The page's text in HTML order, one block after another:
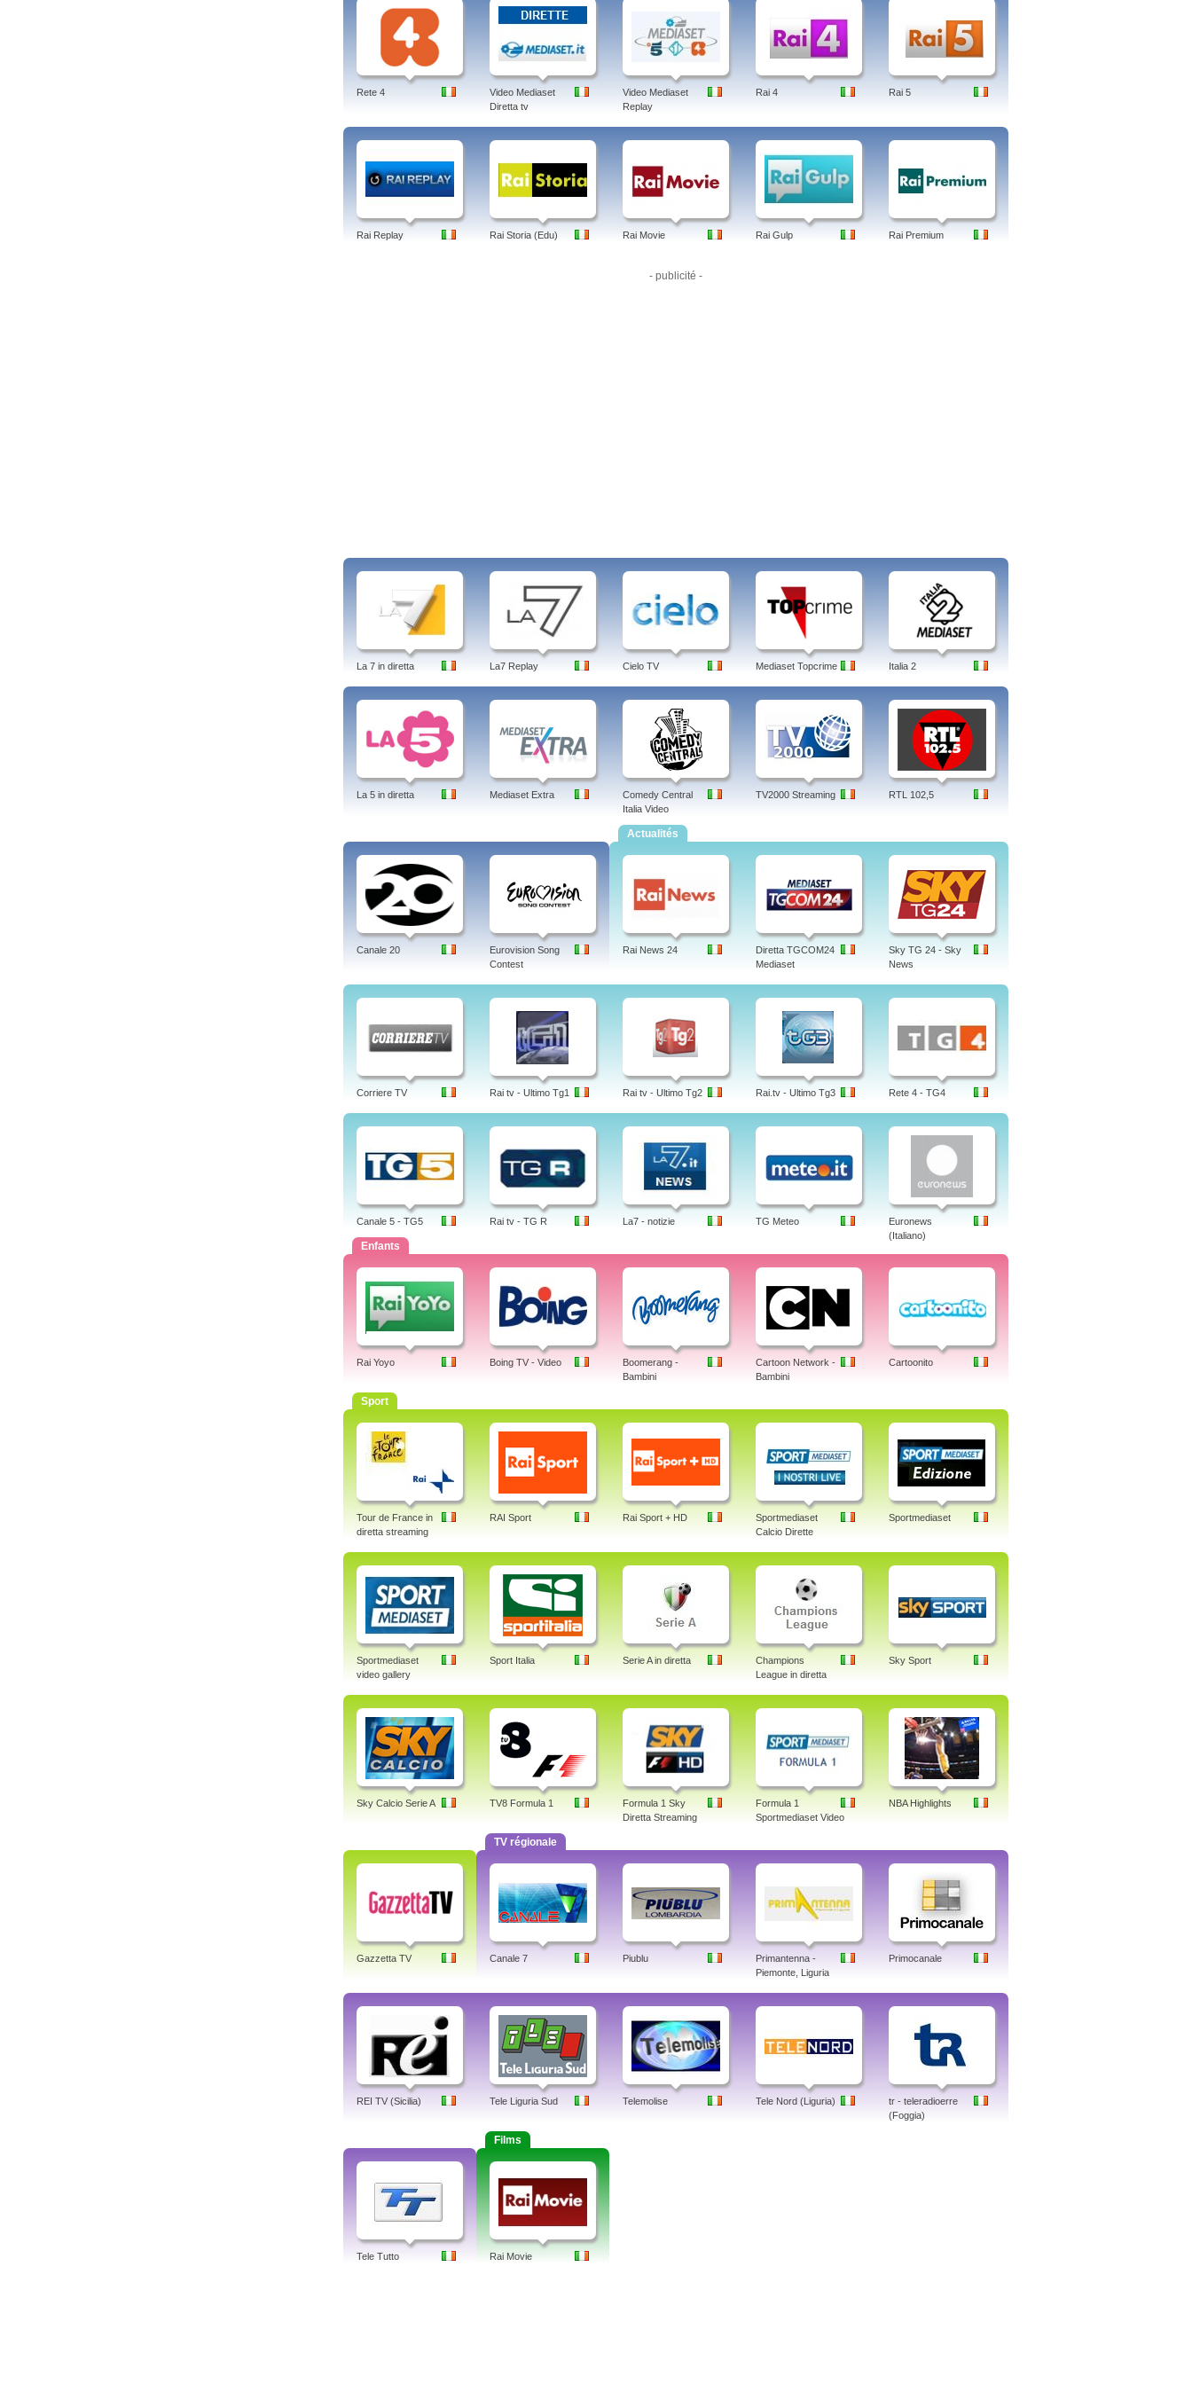
Rete 4
Video Mediaset
Diretta tv
Video Mediaset
Replay
Rai 4 Rai 5
Rai Replay Rai Storia (Edu) Rai Movie Rai Gulp Rai Premium
- publicité -
La 7 in diretta La7 Replay Cielo TV Mediaset Topcrime Italia 2
La 5 in diretta Mediaset Extra
Comedy Central
Italia Video
TV2000 Streaming RTL 102,5
Canale 20
Eurovision Song
Contest
Actualités
Rai News 24
Diretta TGCOM24
Mediaset
Sky TG 24 - Sky
News
Corriere TV Rai tv - Ultimo Tg1 Rai tv - Ultimo Tg2 Rai.tv - Ultimo Tg3 Rete 4 - TG4
Canale 5 - TG5 Rai tv - TG R La7 - notizie TG Meteo
Euronews
(Italiano)
Enfants
Rai Yoyo Boing TV - Video
Boomerang -
Bambini
Cartoon Network -
Bambini
Cartoonito
Sport
Tour de France in
diretta streaming
RAI Sport Rai Sport + HD
Sportmediaset
Calcio Dirette
Sportmediaset
Sportmediaset
video gallery
Sport Italia Serie A in diretta
Champions
League in diretta
Sky Sport
Sky Calcio Serie A TV8 Formula 1
Formula 1 Sky
Diretta Streaming
Formula 1
Sportmediaset Video
NBA Highlights
Gazzetta TV
TV régionale
Canale 7 Piublu
Primantenna -
Piemonte, Liguria
Primocanale
REI TV (Sicilia) Tele Liguria Sud Telemolise Tele Nord (Liguria)
tr - teleradioerre
(Foggia)
Tele Tutto
Films
Rai Movie